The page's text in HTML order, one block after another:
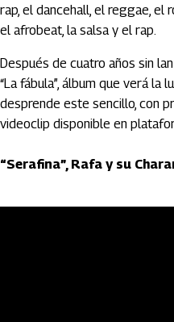
rap, el dancehall, el reggae, el
el afrobeat, la salsa y el rap.
Después de cuatro años sin
“La fábula”, álbum que verá la
desprende este sencillo, con
videoclip disponible en
“Serafina”, Rafa y su